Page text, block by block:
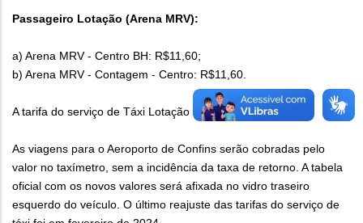
Passageiro Lotação (Arena MRV):
a) Arena MRV - Centro BH: R$11,60;
b) Arena MRV - Contagem - Centro: R$11,60.
A tarifa do serviço de Táxi Lotação não será alterada.
As viagens para o Aeroporto de Confins serão cobradas pelo
valor no taxímetro, sem a incidência da taxa de retorno. A tabela
oficial com os novos valores será afixada no vidro traseiro
esquerdo do veículo. O último reajuste das tarifas do serviço de